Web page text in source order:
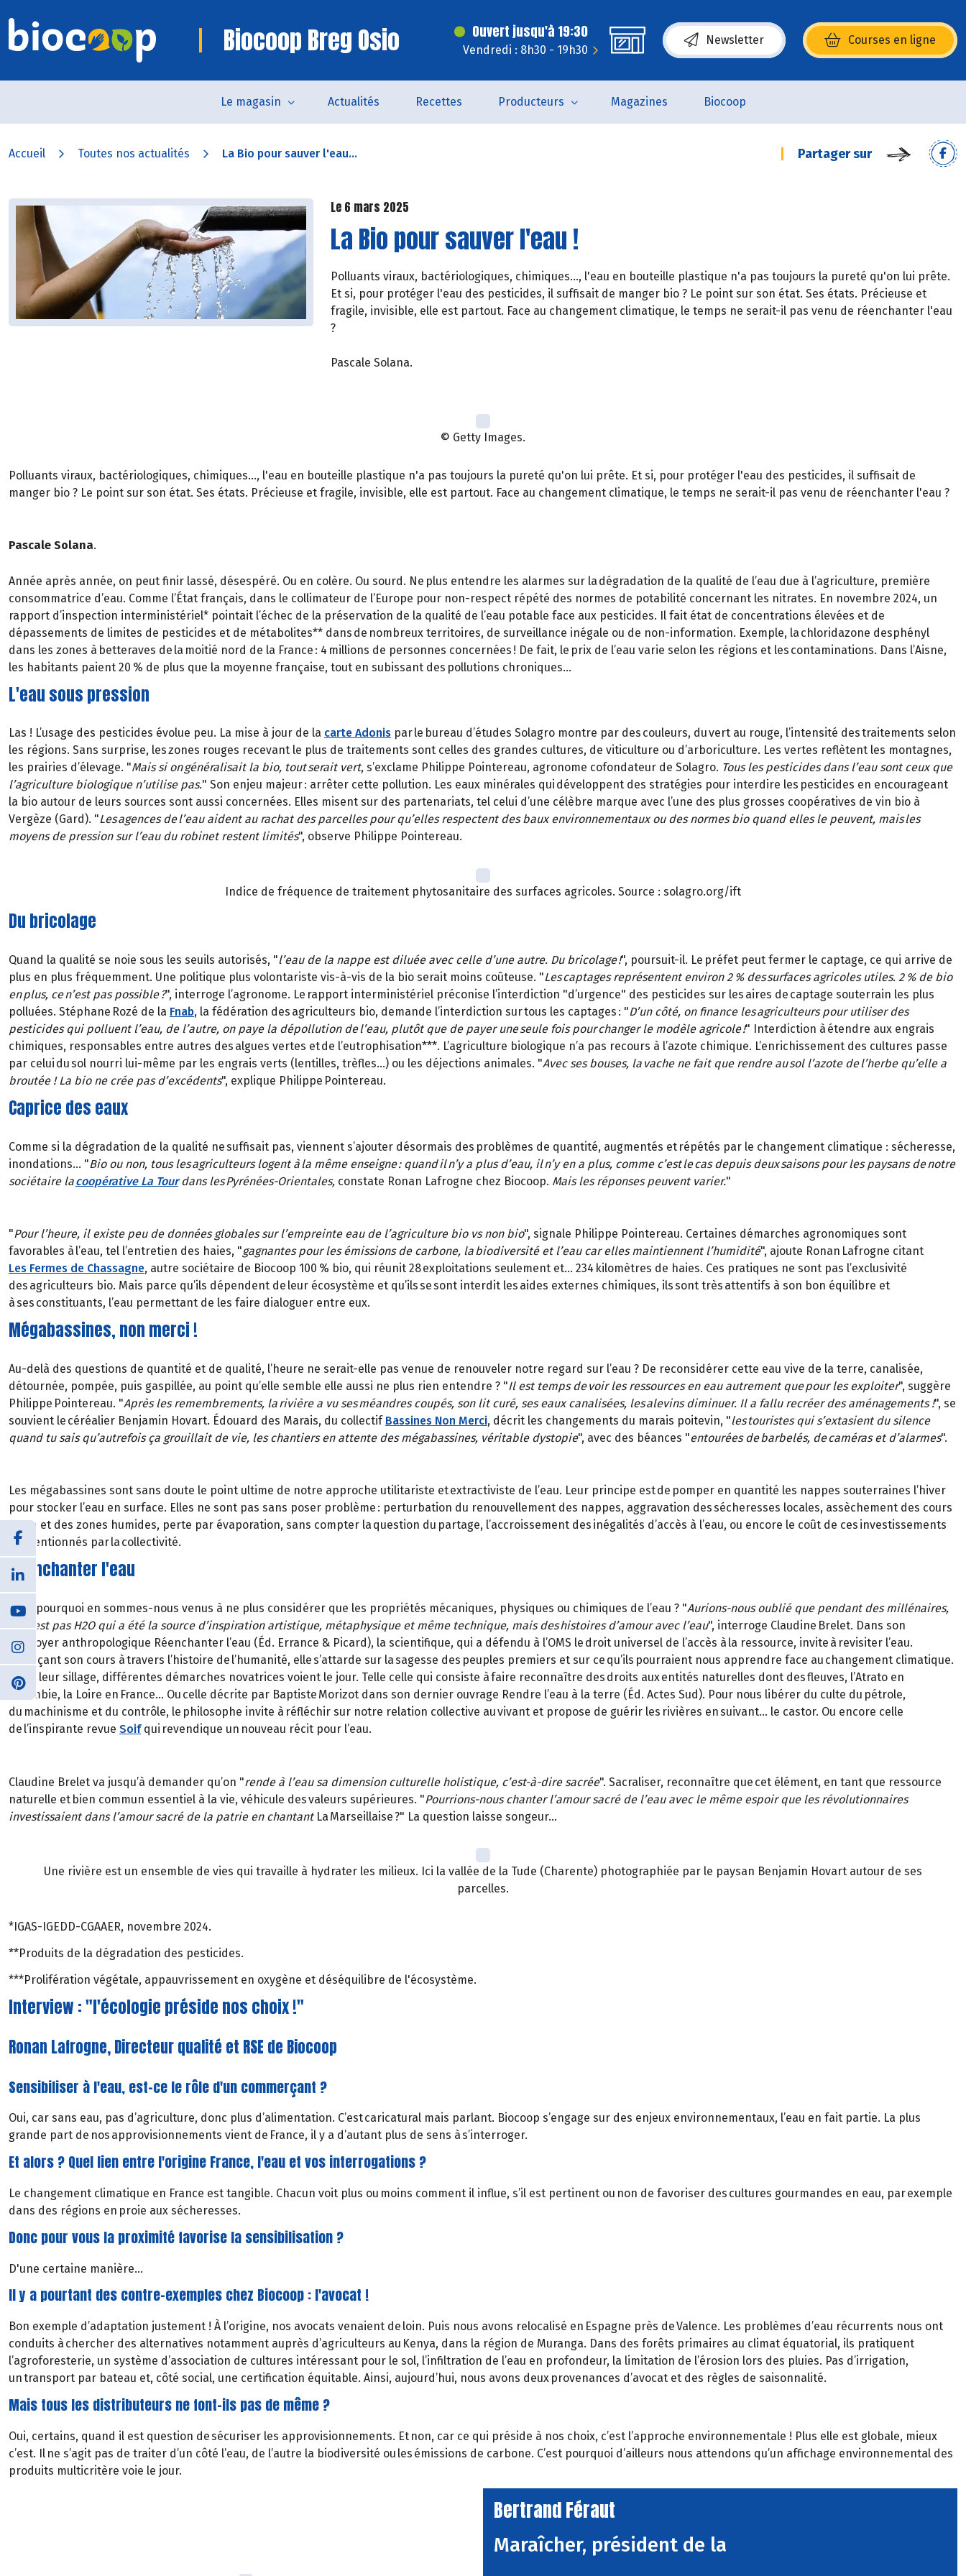
Biocoop Breg Osio Ouvert jusqu'à 19:30
Vendredi : 8h30 - 19h30
Newsletter Courses en ligne
(s’ouvre dans une nouvelle fenêtre)
Le magasin Actualités Recettes Producteurs Magazines Biocoop
Accueil Toutes nos actualités La Bio pour sauver l'eau... Partager sur
Le 6 mars 2025
La Bio pour sauver l'eau !
Polluants viraux, bactériologiques, chimiques..., l'eau en bouteille plastique n'a pas toujours la pureté qu'on lui prête.
Et si, pour protéger l'eau des pesticides, il suffisait de manger bio ? Le point sur son état. Ses états. Précieuse et
fragile, invisible, elle est partout. Face au changement climatique, le temps ne serait-il pas venu de réenchanter l'eau
?
Pascale Solana.
© Getty Images.
Polluants viraux, bactériologiques, chimiques..., l'eau en bouteille plastique n'a pas toujours la pureté qu'on lui prête. Et si, pour protéger l'eau des pesticides, il suffisait de
manger bio ? Le point sur son état. Ses états. Précieuse et fragile, invisible, elle est partout. Face au changement climatique, le temps ne serait-il pas venu de réenchanter l'eau ?
Pascale Solana.
Année après année, on peut finir lassé, désespéré. Ou en colère. Ou sourd. Ne plus entendre les alarmes sur la dégradation de la qualité de l’eau due à l’agriculture, première
consommatrice d’eau. Comme l’État français, dans le collimateur de l’Europe pour non-respect répété des normes de potabilité concernant les nitrates. En novembre 2024, un
rapport d’inspection interministériel* pointait l’échec de la préservation de la qualité de l’eau potable face aux pesticides. Il fait état de concentrations élevées et de
dépassements de limites de pesticides et de métabolites** dans de nombreux territoires, de surveillance inégale ou de non-information. Exemple, la chloridazone desphényl
dans les zones à betteraves de la moitié nord de la France : 4 millions de personnes concernées ! De fait, le prix de l’eau varie selon les régions et les contaminations. Dans l’Aisne,
les habitants paient 20 % de plus que la moyenne française, tout en subissant des pollutions chroniques…
L'eau sous pression
Las ! L’usage des pesticides évolue peu. La mise à jour de la carte Adonis par le bureau d’études Solagro montre par des couleurs, du vert au rouge, l’intensité des traitements selon
les régions. Sans surprise, les zones rouges recevant le plus de traitements sont celles des grandes cultures, de viticulture ou d’arboriculture. Les vertes reflètent les montagnes,
les prairies d’élevage. "Mais si on généralisait la bio, tout serait vert, s’exclame Philippe Pointereau, agronome cofondateur de Solagro. Tous les pesticides dans l’eau sont ceux que
l’agriculture biologique n’utilise pas." Son enjeu majeur : arrêter cette pollution. Les eaux minérales qui développent des stratégies pour interdire les pesticides en encourageant
la bio autour de leurs sources sont aussi concernées. Elles misent sur des partenariats, tel celui d’une célèbre marque avec l’une des plus grosses coopératives de vin bio à
Vergèze (Gard). "Les agences de l’eau aident au rachat des parcelles pour qu’elles respectent des baux environnementaux ou des normes bio quand elles le peuvent, mais les
moyens de pression sur l’eau du robinet restent limités", observe Philippe Pointereau.
Indice de fréquence de traitement phytosanitaire des surfaces agricoles. Source : solagro.org/ift
Du bricolage
Quand la qualité se noie sous les seuils autorisés, "l’eau de la nappe est diluée avec celle d’une autre. Du bricolage !", poursuit-il. Le préfet peut fermer le captage, ce qui arrive de
plus en plus fréquemment. Une politique plus volontariste vis-à-vis de la bio serait moins coûteuse. "Les captages représentent environ 2 % des surfaces agricoles utiles. 2 % de bio
en plus, ce n’est pas possible ?", interroge l’agronome. Le rapport interministériel préconise l’interdiction "d’urgence" des pesticides sur les aires de captage souterrain les plus
polluées. Stéphane Rozé de la Fnab, la fédération des agriculteurs bio, demande l’interdiction sur tous les captages : "D’un côté, on finance les agriculteurs pour utiliser des
pesticides qui polluent l’eau, de l’autre, on paye la dépollution de l’eau, plutôt que de payer une seule fois pour changer le modèle agricole !" Interdiction à étendre aux engrais
chimiques, responsables entre autres des algues vertes et de l’eutrophisation***. L’agriculture biologique n’a pas recours à l’azote chimique. L’enrichissement des cultures passe
par celui du sol nourri lui-même par les engrais verts (lentilles, trèfles…) ou les déjections animales. "Avec ses bouses, la vache ne fait que rendre au sol l’azote de l’herbe qu’elle a
broutée ! La bio ne crée pas d’excédents", explique Philippe Pointereau.
Caprice des eaux
Comme si la dégradation de la qualité ne suffisait pas, viennent s’ajouter désormais des problèmes de quantité, augmentés et répétés par le changement climatique : sécheresse,
inondations… "Bio ou non, tous les agriculteurs logent à la même enseigne : quand il n’y a plus d’eau, il n’y en a plus, comme c’est le cas depuis deux saisons pour les paysans de notre
sociétaire lacoopérative La Tourdans les Pyrénées-Orientales, constate Ronan Lafrogne chez Biocoop. Mais les réponses peuvent varier."
"Pour l’heure, il existe peu de données globales sur l’empreinte eau de l’agriculture bio vs non bio", signale Philippe Pointereau. Certaines démarches agronomiques sont
favorables à l’eau, tel l’entretien des haies, "gagnantes pour les émissions de carbone, la biodiversité et l’eau car elles maintiennent l’humidité", ajoute Ronan Lafrogne citant
Les Fermes de Chassagne, autre sociétaire de Biocoop 100 % bio, qui réunit 28 exploitations seulement et… 234 kilomètres de haies. Ces pratiques ne sont pas l’exclusivité
des agriculteurs bio. Mais parce qu’ils dépendent de leur écosystème et qu’ils se sont interdit les aides externes chimiques, ils sont très attentifs à son bon équilibre et
à ses constituants, l’eau permettant de les faire dialoguer entre eux.
Mégabassines, non merci !
Au-delà des questions de quantité et de qualité, l’heure ne serait-elle pas venue de renouveler notre regard sur l’eau ? De reconsidérer cette eau vive de la terre, canalisée,
détournée, pompée, puis gaspillée, au point qu’elle semble elle aussi ne plus rien entendre ? "Il est temps de voir les ressources en eau autrement que pour les exploiter", suggère
Philippe Pointereau. "Après les remembrements, la rivière a vu ses méandres coupés, son lit curé, ses eaux canalisées, les alevins diminuer. Il a fallu recréer des aménagements !", se
souvient le céréalier Benjamin Hovart. Édouard des Marais, du collectif Bassines Non Merci, décrit les changements du marais poitevin, "les touristes qui s’extasient du silence
quand tu sais qu’autrefois ça grouillait de vie, les chantiers en attente des mégabassines, véritable dystopie", avec des béances "entourées de barbelés, de caméras et d’alarmes".
Les mégabassines sont sans doute le point ultime de notre approche utilitariste et extractiviste de l’eau. Leur principe est de pomper en quantité les nappes souterraines l’hiver
pour stocker l’eau en surface. Elles ne sont pas sans poser problème : perturbation du renouvellement des nappes, aggravation des sécheresses locales, assèchement des cours
d’eau et des zones humides, perte par évaporation, sans compter la question du partage, l’accroissement des inégalités d’accès à l’eau, ou encore le coût de ces investissements
subventionnés par la collectivité.
Réenchanter l'eau
Mais pourquoi en sommes-nous venus à ne plus considérer que les propriétés mécaniques, physiques ou chimiques de l’eau ? "Aurions-nous oublié que pendant des millénaires,
ce n’est pas H2O qui a été la source d’inspiration artistique, métaphysique et même technique, mais des histoires d’amour avec l’eau", interroge Claudine Brelet. Dans son
plaidoyer anthropologique Réenchanter l’eau (Éd. Errance & Picard), la scientifique, qui a défendu à l’OMS le droit universel de l’accès à la ressource, invite à revisiter l’eau.
Retraçant son cours à travers l’histoire de l’humanité, elle s’attarde sur la sagesse des peuples premiers et sur ce qu’ils pourraient nous apprendre face au changement climatique.
Dans leur sillage, différentes démarches novatrices voient le jour. Telle celle qui consiste à faire reconnaître des droits aux entités naturelles dont des fleuves, l’Atrato en
Colombie, la Loire en France… Ou celle décrite par Baptiste Morizot dans son dernier ouvrage Rendre l’eau à la terre (Éd. Actes Sud). Pour nous libérer du culte du pétrole,
du machinisme et du contrôle, le philosophe invite à réfléchir sur notre relation collective au vivant et propose de guérir les rivières en suivant… le castor. Ou encore celle
de l’inspirante revue Soifqui revendique un nouveau récit pour l’eau.
Claudine Brelet va jusqu’à demander qu’on "rende à l’eau sa dimension culturelle holistique, c’est-à-dire sacrée". Sacraliser, reconnaître que cet élément, en tant que ressource
naturelle et bien commun essentiel à la vie, véhicule des valeurs supérieures. "Pourrions-nous chanter l’amour sacré de l’eau avec le même espoir que les révolutionnaires
investissaient dans l’amour sacré de la patrie en chantantLa Marseillaise ?" La question laisse songeur…
Une rivière est un ensemble de vies qui travaille à hydrater les milieux. Ici la vallée de la Tude (Charente) photographiée par le paysan Benjamin Hovart autour de ses
parcelles.
*IGAS-IGEDD-CGAAER, novembre 2024.
**Produits de la dégradation des pesticides.
***Prolifération végétale, appauvrissement en oxygène et déséquilibre de l'écosystème.
Interview : "l'écologie préside nos choix !"
Ronan Lafrogne, Directeur qualité et RSE de Biocoop
Sensibiliser à l'eau, est-ce le rôle d'un commerçant ?
Oui, car sans eau, pas d’agriculture, donc plus d’alimentation. C’est caricatural mais parlant. Biocoop s’engage sur des enjeux environnementaux, l’eau en fait partie. La plus
grande part de nos approvisionnements vient de France, il y a d’autant plus de sens à s’interroger.
Et alors ? Quel lien entre l'origine France, l'eau et vos interrogations ?
Le changement climatique en France est tangible. Chacun voit plus ou moins comment il influe, s’il est pertinent ou non de favoriser des cultures gourmandes en eau, par exemple
dans des régions en proie aux sécheresses.
Donc pour vous la proximité favorise la sensibilisation ?
D'une certaine manière...
Il y a pourtant des contre-exemples chez Biocoop : l'avocat !
Bon exemple d’adaptation justement ! À l’origine, nos avocats venaient de loin. Puis nous avons relocalisé en Espagne près de Valence. Les problèmes d’eau récurrents nous ont
conduits à chercher des alternatives notamment auprès d’agriculteurs au Kenya, dans la région de Muranga. Dans des forêts primaires au climat équatorial, ils pratiquent
l’agroforesterie, un système d’association de cultures intéressant pour le sol, l’infiltration de l’eau en profondeur, la limitation de l’érosion lors des pluies. Pas d’irrigation,
un transport par bateau et, côté social, une certification équitable. Ainsi, aujourd’hui, nous avons deux provenances d’avocat et des règles de saisonnalité.
Mais tous les distributeurs ne font-ils pas de même ?
Oui, certains, quand il est question de sécuriser les approvisionnements. Et non, car ce qui préside à nos choix, c’est l’approche environnementale ! Plus elle est globale, mieux
c’est. Il ne s’agit pas de traiter d’un côté l’eau, de l’autre la biodiversité ou les émissions de carbone. C’est pourquoi d’ailleurs nous attendons qu’un affichage environnemental des
produits multicritère voie le jour.
Bertrand Féraut
Maraîcher, président de la